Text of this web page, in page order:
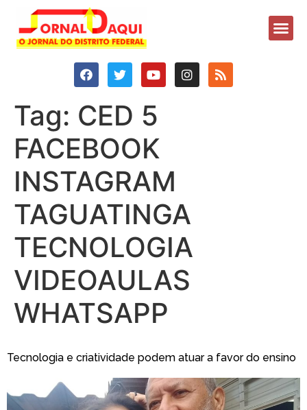
Tag: CED 5
FACEBOOK
INSTAGRAM
TAGUATINGA
TECNOLOGIA
VIDEOAULAS
WHATSAPP
Tecnologia e criatividade podem atuar a favor do ensino